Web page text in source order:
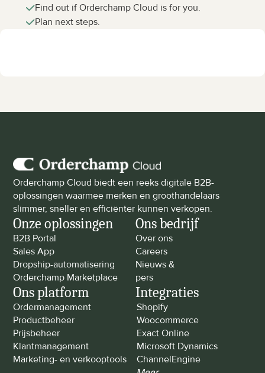
Find out if Orderchamp Cloud is for you.
Plan next steps.
Orderchamp Cloud biedt een reeks digitale B2B-
oplossingen waarmee merken en groothandelaars
slimmer, sneller en efficiënter kunnen verkopen.
Onze oplossingen
B2B Portal
Sales App
Dropship-automatisering
Orderchamp Marketplace
Ons bedrijf
Over ons
Careers
Nieuws &
pers
Ons platform
Ordermanagement
Productbeheer
Prijsbeheer
Klantmanagement
Marketing- en verkooptools
Integraties
Shopify
Woocommerce
Exact Online
Microsoft Dynamics
ChannelEngine